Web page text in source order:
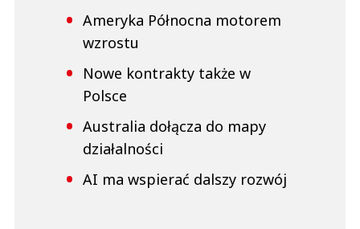
Ameryka Północna motorem
wzrostu
Nowe kontrakty także w
Polsce
Australia dołącza do mapy
działalności
AI ma wspierać dalszy rozwój